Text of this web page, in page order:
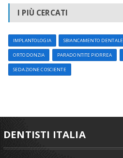
I PIÙ CERCATI
IMPLANTOLOGIA SBIANCAMENTO DENTALE
ORTODONZIA PARADONTITE PIORREA
SEDAZIONE COSCIENTE
DENTISTI ITALIA